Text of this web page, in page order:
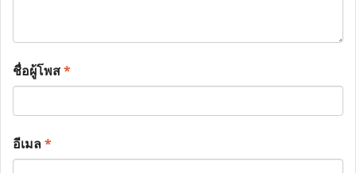
ชื่อผู้โพส*
อีเมล*